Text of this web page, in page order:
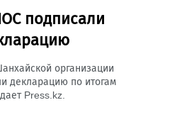
подписали
организации
декларацию по итогам
Press.kz.